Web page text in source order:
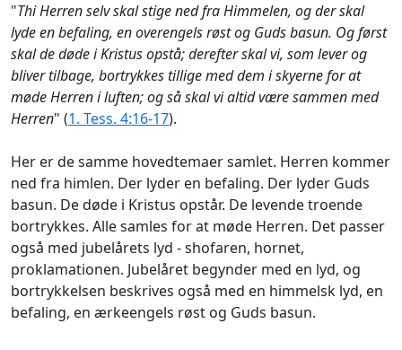
"Thi Herren selv skal stige ned fra Himmelen, og der skal
lyde en befaling, en overengels røst og Guds basun. Og først
skal de døde i Kristus opstå; derefter skal vi, som lever og
bliver tilbage, bortrykkes tillige med dem i skyerne for at
møde Herren i luften; og så skal vi altid være sammen med
Herren" (1. Tess. 4:16-17).
Her er de samme hovedtemaer samlet. Herren kommer
ned fra himlen. Der lyder en befaling. Der lyder Guds
basun. De døde i Kristus opstår. De levende troende
bortrykkes. Alle samles for at møde Herren. Det passer
også med jubelårets lyd - shofaren, hornet,
proklamationen. Jubelåret begynder med en lyd, og
bortrykkelsen beskrives også med en himmelsk lyd, en
befaling, en ærkeengels røst og Guds basun.